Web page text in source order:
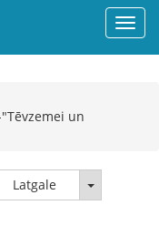
un
Latgale Latgale